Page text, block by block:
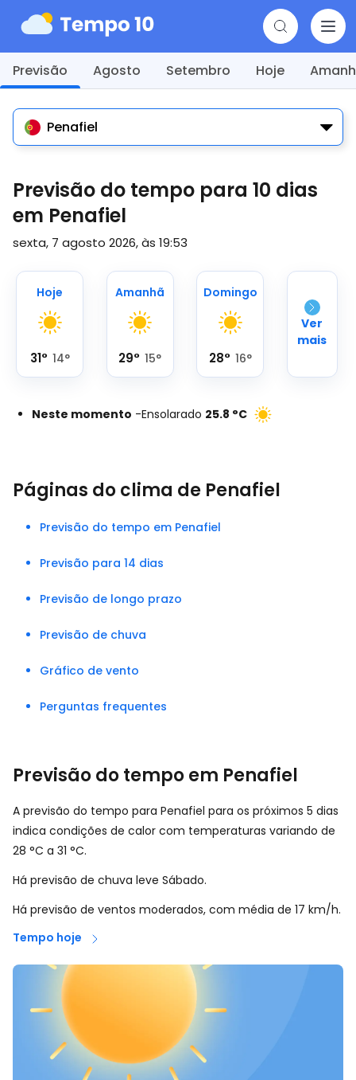
Previsão Agosto Setembro Hoje
Penafiel
Previsão do tempo para 10 dias
em Penafiel
sexta, 7 agosto 2026, às 19:53
Hoje
31° 14°
Amanhã
29° 15°
Domingo
28° 16°
Ver
mais
Neste momento -Ensolarado 25.8 °C
Páginas do clima de Penafiel
Previsão do tempo em Penafiel
Previsão para 14 dias
Previsão de longo prazo
Previsão de chuva
Gráfico de vento
Perguntas frequentes
Previsão do tempo em Penafiel
A previsão do tempo para Penafiel para os próximos 5 dias
indica condições de calor com temperaturas variando de
28 °C a 31 °C.
Há previsão de chuva leve Sábado.
Há previsão de ventos moderados, com média de 17 km/h.
Tempo hoje